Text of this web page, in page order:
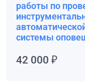
работы по
системы
42 000 ₽